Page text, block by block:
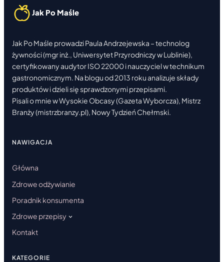
Jak Po Maśle
Jak Po Maśle prowadzi Paula Andrzejewska – technolog
żywności (mgr inż., Uniwersytet Przyrodniczy w Lublinie),
certyfikowany audytor ISO 22000 i nauczyciel w technikum
gastronomicznym. Na blogu od 2013 roku analizuje składy
produktów i dzieli się sprawdzonymi przepisami.
Pisali o mnie w Wysokie Obcasy (Gazeta Wyborcza), Mistrz
Branży (mistrzbranzy.pl), Nowy Tydzień Chełmski.
NAWIGACJA
Główna
Zdrowe odżywianie
Poradnik konsumenta
Zdrowe przepisy
Kontakt
KATEGORIE